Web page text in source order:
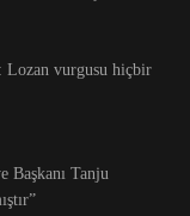
Lozan vurgusu hiçbir
Başkanı Tanju